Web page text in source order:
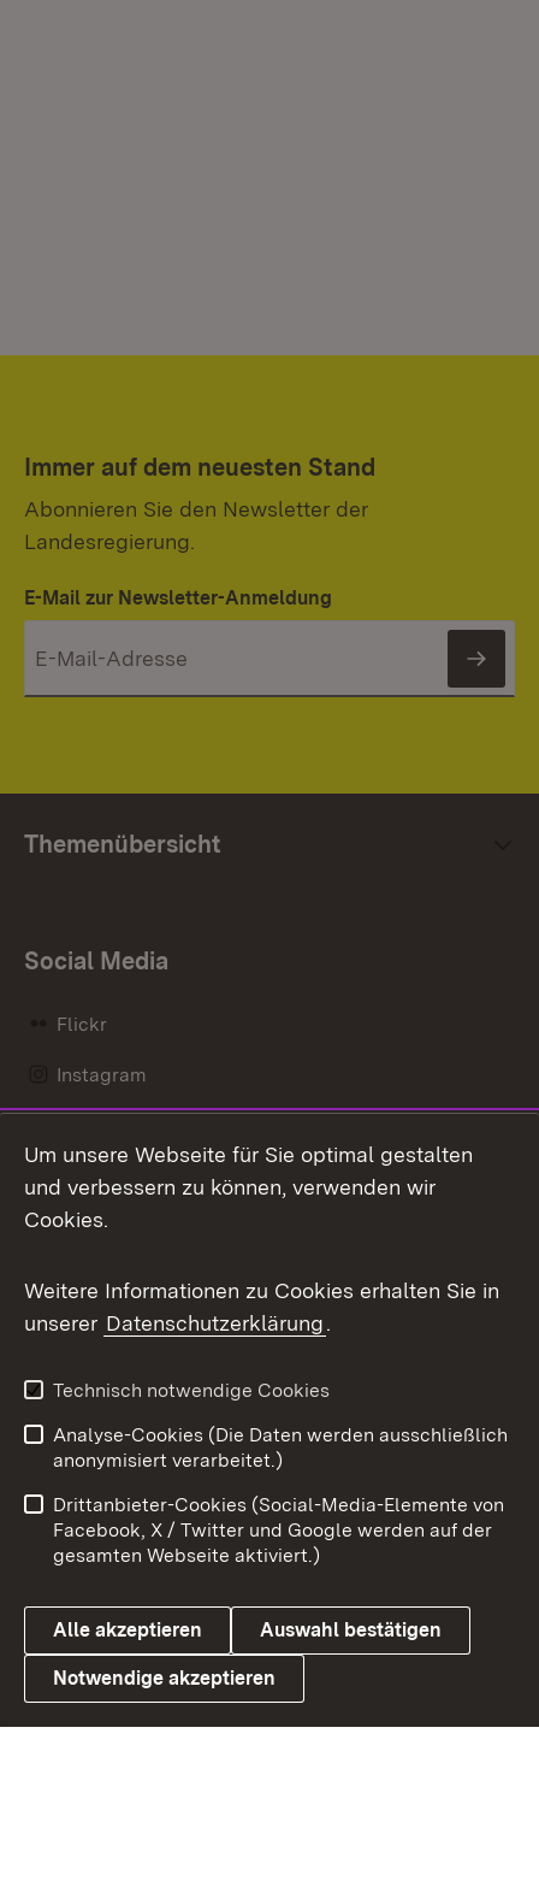
Immer auf dem neuesten Stand
Abonnieren Sie den Newsletter der
Landesregierung.
E-Mail zur Newsletter-Anmeldung
Themenübersicht
Social Media
Flickr
Instagram
Mastodon
Messenger
Social Wall
X / Twitter
Youtube
Link zum Landesportal
Benutzungshinweise
Barrierefreiheit
Datenschutz
Cookies
Um unsere Webseite für Sie optimal gestalten
und verbessern zu können, verwenden wir
Cookies.
Weitere Informationen zu Cookies erhalten Sie in
unserer Datenschutzerklärung.
Technisch notwendige Cookies
Analyse-Cookies (Die Daten werden ausschließlich
anonymisiert verarbeitet.)
Drittanbieter-Cookies (Social-Media-Elemente von
Facebook, X / Twitter und Google werden auf der
gesamten Webseite aktiviert.)
Alle akzeptieren Auswahl bestätigen
Notwendige akzeptieren